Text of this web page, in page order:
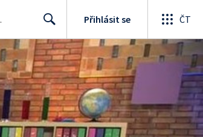
Search
Přihlásit se ČT